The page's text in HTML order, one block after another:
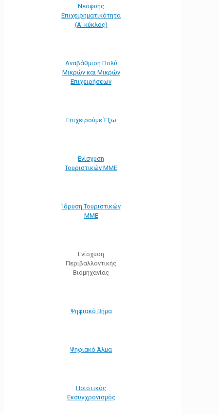
Νεοφυής
Επιχειρηματικότητα
(Α' κύκλος)
Αναβάθμιση Πολύ
Μικρών και Μικρών
Επιχειρήσεων
Επιχειρούμε Έξω
Ενίσχυση
Τουριστικών ΜΜΕ
Ίδρυση Τουριστικών
ΜΜΕ
Ενίσχυση
Περιβαλλοντικής
Βιομηχανίας
Ψηφιακό Βήμα
Ψηφιακό Άλμα
Ποιοτικός
Εκσυγχρονισμός